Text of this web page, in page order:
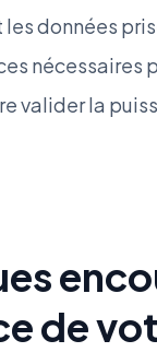
données
nécessaires
valider la
de